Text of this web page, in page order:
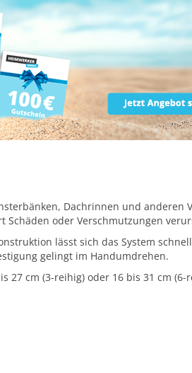
Dachrinnen und anderen
oder Verschmutzungen
lässt sich das System
gelingt im Handumdrehen.
27 cm (3-reihig) oder 16 bis 31 cm (6-